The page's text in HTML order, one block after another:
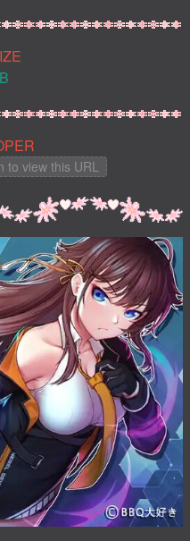
to view this URL